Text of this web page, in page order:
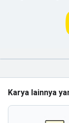
Karya lainnya